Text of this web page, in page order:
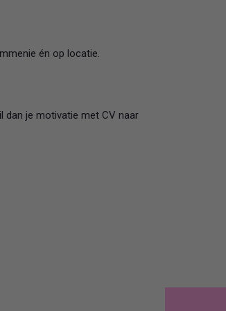
én op locatie.
dan je motivatie met CV naar